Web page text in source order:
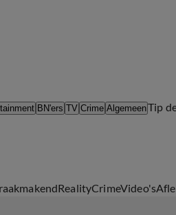
BN'ers TV Crime AlgemeenTip
RealityCrimeVideo's